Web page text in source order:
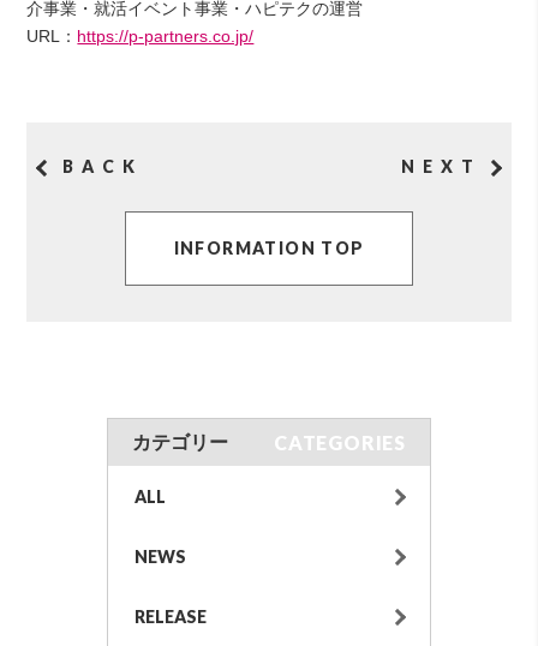
介事業・就活イベント事業・ハピテクの運営
​URL： https://p-partners.co.jp/
BACK NEXT
INFORMATION TOP
カテゴリー CATEGORIES
ALL
NEWS
RELEASE